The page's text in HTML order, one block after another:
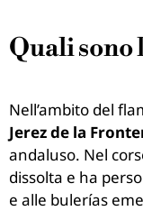
Quali sono
Nell’ambito del
Jerez de la
andaluso. Nel
dissolta e ha
e alle bulerías